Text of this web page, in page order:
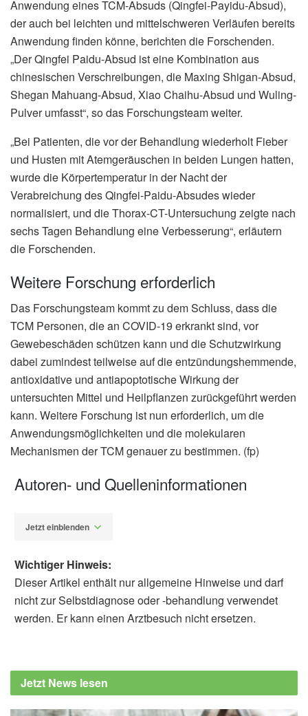
Anwendung eines TCM-Absuds (Qingfei-Payidu-Absud),
der auch bei leichten und mittelschweren Verläufen bereits
Anwendung finden könne, berichten die Forschenden.
„Der Qingfei Paidu-Absud ist eine Kombination aus
chinesischen Verschreibungen, die Maxing Shigan-Absud,
Shegan Mahuang-Absud, Xiao Chaihu-Absud und Wuling-
Pulver umfasst“, so das Forschungsteam weiter.
„Bei Patienten, die vor der Behandlung wiederholt Fieber
und Husten mit Atemgeräuschen in beiden Lungen hatten,
wurde die Körpertemperatur in der Nacht der
Verabreichung des Qingfei-Paidu-Absudes wieder
normalisiert, und die Thorax-CT-Untersuchung zeigte nach
sechs Tagen Behandlung eine Verbesserung“, erläutern
die Forschenden.
Weitere Forschung erforderlich
Das Forschungsteam kommt zu dem Schluss, dass die
TCM Personen, die an COVID-19 erkrankt sind, vor
Gewebeschäden schützen kann und die Schutzwirkung
dabei zumindest teilweise auf die entzündungshemmende,
antioxidative und antiapoptotische Wirkung der
untersuchten Mittel und Heilpflanzen zurückgeführt werden
kann. Weitere Forschung ist nun erforderlich, um die
Anwendungsmöglichkeiten und die molekularen
Mechanismen der TCM genauer zu bestimmen. (fp)
Autoren- und Quelleninformationen
Jetzt einblenden
Wong, Yong-Jun Wang, Yan Zhang:
Therapeutic options of TCM for organ injuries
Wichtiger Hinweis:
Dieser Artikel enthält nur allgemeine Hinweise und darf
nicht zur Selbstdiagnose oder -behandlung verwendet
werden. Er kann einen Arztbesuch nicht ersetzen.
Jetzt News lesen